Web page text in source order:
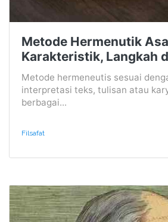
Metode Hermenutik
Karakteristik, Langkah
Metode hermeneutis sesuai
interpretasi teks, tulisan atau
berbagai...
Filsafat